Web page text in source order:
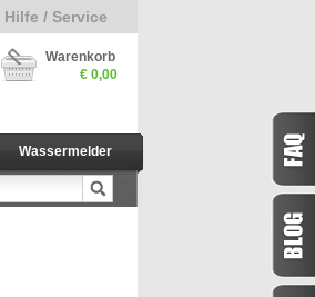
Hilfe / Service
Warenkorb
€ 0,00
Wassermelder